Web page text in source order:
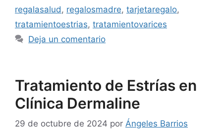
regalasalud , regalosmadre, tarjetaregalo,
tratamientoestrias, tratamientovarices
Deja un comentario
Tratamiento de Estrías en
Clínica Dermaline
29 de octubre de 2024 por Ángeles Barrios